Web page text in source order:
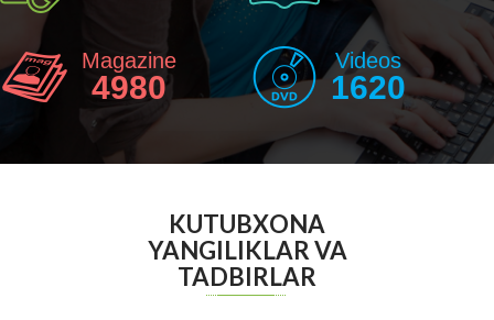
Magazine
4980
Videos
1620
KUTUBXONA
YANGILIKLAR VA
TADBIRLAR